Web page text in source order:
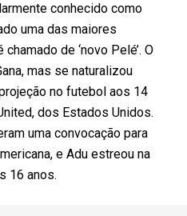
conhecido como
uma das maiores
de ‘novo Pelé’. O
mas se naturalizou
no futebol aos 14
dos Estados Unidos.
uma convocação para
e Adu estreou na
16 anos.